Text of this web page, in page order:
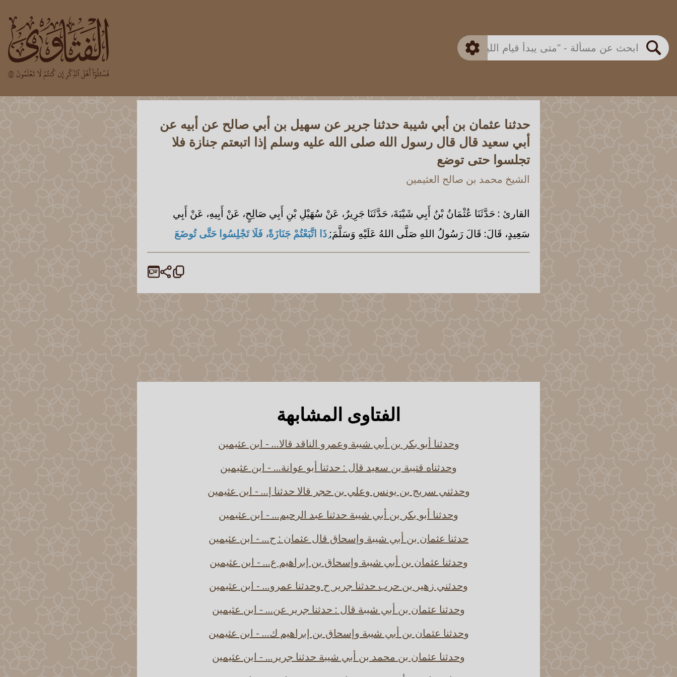
بحث
اللجنة الدائمة
متقدم
حدثنا عثمان بن أبي شيبة حدثنا جرير عن سهيل بن أبي صالح عن أبيه عن
أبي سعيد قال قال رسول الله صلى الله عليه وسلم إذا اتبعتم جنازة فلا
تجلسوا حتى توضع
الشيخ محمد بن صالح العثيمين
القارئ : حَدَّثَنَا عُثْمَانُ بْنُ أَبِي شَيْبَةَ، حَدَّثَنَا جَرِيرٌ، عَنْ سُهَيْلِ بْنِ أَبِي صَالِحٍ، عَنْ أَبِيهِ، عَنْ أَبِي
سَعِيدٍ، قَالَ: قَالَ رَسُولُ اللهِ صَلَّى اللهُ عَلَيْهِ وَسَلَّمَ: ِذَا اتَّبَعْتُمْ جَنَازَةً، فَلَا تَجْلِسُوا حَتَّى تُوضَعَ
الفتاوى المشابهة
وحدثنا أبو بكر بن أبي شيبة وعمرو الناقد قالا... - ابن عثيمين
وحدثناه قتيبة بن سعيد قال : حدثنا أبو عوانة... - ابن عثيمين
وحدثني سريج بن يونس وعلي بن حجر قالا حدثنا إ... - ابن عثيمين
وحدثنا أبو بكر بن أبي شيبة حدثنا عبد الرحيم... - ابن عثيمين
حدثنا عثمان بن أبي شيبة وإسحاق قال عثمان : ح... - ابن عثيمين
وحدثنا عثمان بن أبي شيبة وإسحاق بن إبراهيم ع... - ابن عثيمين
وحدثني زهير بن حرب حدثنا جرير ح وحدثنا عمرو... - ابن عثيمين
وحدثنا عثمان بن أبي شيبة قال : حدثنا جرير عن... - ابن عثيمين
وحدثنا عثمان بن أبي شيبة وإسحاق بن إبراهيم ك... - ابن عثيمين
وحدثنا عثمان بن محمد بن أبي شيبة حدثنا جرير... - ابن عثيمين